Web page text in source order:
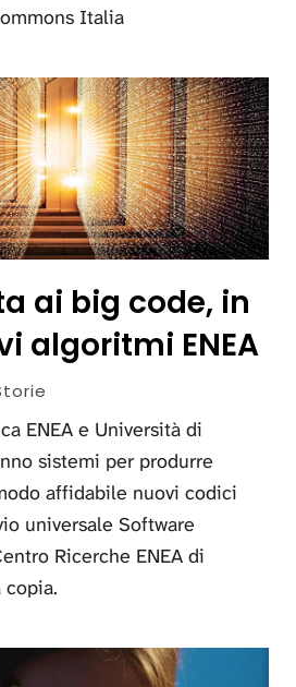
Italia
ai big code, in
algoritmi ENEA
ENEA e Università di
sistemi per produrre
affidabile nuovi codici
universale Software
Ricerche ENEA di
copia.